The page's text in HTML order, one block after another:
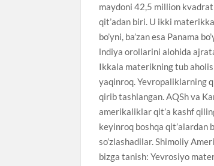
maydoni 42,5 million
qit’adan biri. U ikki
bo’yni, ba’zan esa Panama
lndiya orollarini alohida
Ikkala materikning tub
yaqinroq. Yevropaliklarning
qirib tashlangan. AQSh va
amerikaliklar qit’a kashf
keyinroq boshqa
so’zlashadilar. Shimoliy
bizga tanish: Yevrosiyo